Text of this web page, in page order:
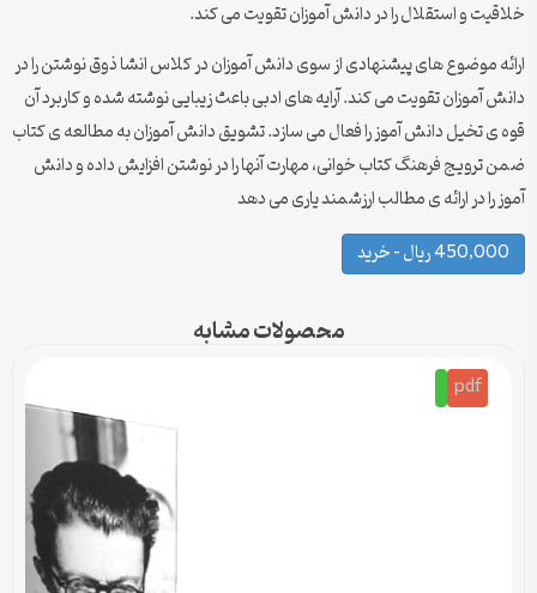
خلاقیت و استقلال را در دانش آموزان تقویت می کند.
ارائه موضوع های پیشنهادی از سوی دانش آموزان در کلاس انشا ذوق نوشتن را در
دانش آموزان تقویت می کند. آرایه های ادبی باعث زیبایی نوشته شده و کاربرد آن
قوه ی تخیل دانش آموز را فعال می سازد. تشویق دانش آموزان به مطالعه ی کتاب
ضمن ترویج فرهنگ کتاب خوانی، مهارت آنها را در نوشتن افزایش داده و دانش
آموز را در ارائه ی مطالب ارزشمند یاری می دهد
450,000 ریال – خرید
محصولات مشابه
pdf